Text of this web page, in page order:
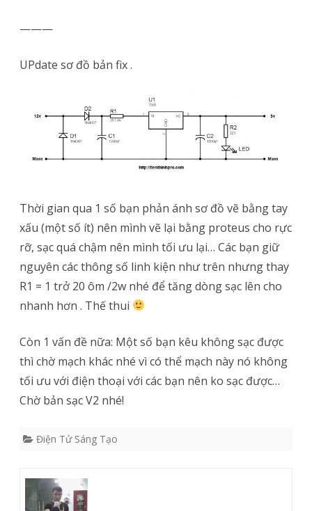
———
UPdate sơ đồ bản fix .
Thời gian qua 1 số bạn phản ánh sơ đồ vẽ bằng tay
xấu (một số ít) nên mình vẽ lại bằng proteus cho rực
rỡ, sạc quá chậm nên mình tối ưu lại… Các bạn giữ
nguyên các thông số linh kiện như trên nhưng thay
R1 = 1 trở 20 ôm /2w nhé để tăng dòng sạc lên cho
nhanh hơn . Thế thui
Còn 1 vấn đề nữa: Một số bạn kêu không sạc được
thì chờ mạch khác nhé vì có thể mạch này nó không
tối ưu với điện thoại với các bạn nên ko sạc được…
Chờ bản sạc V2 nhé!
Điện Tử Sáng Tạo